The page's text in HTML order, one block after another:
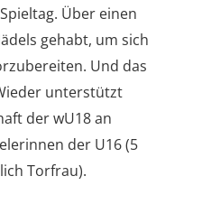
Über einen
gehabt, um sich
Und das
unterstützt
der wU18 an
der U16 (5
Torfrau).